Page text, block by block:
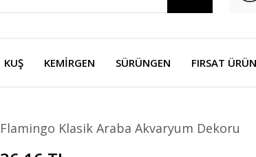
KUŞ KEMİRGEN SÜRÜNGEN FIRSAT
Flamingo Klasik Araba Akvaryum Dekoru